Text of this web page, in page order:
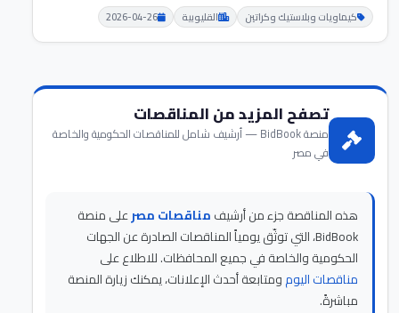
كيماويات وبلاستيك وكراتين القليوبية 2026-04-26
تصفح المزيد من المناقصات
منصة BidBook — أرشيف شامل للمناقصات الحكومية والخاصة
في مصر
هذه المناقصة جزء من أرشيفمناقصات مصرعلى منصة
BidBook، التي توثّق يومياً المناقصات الصادرة عن الجهات
الحكومية والخاصة في جميع المحافظات. للاطلاع على
مناقصات اليومومتابعة أحدث الإعلانات، يمكنك زيارة المنصة
مباشرةً.